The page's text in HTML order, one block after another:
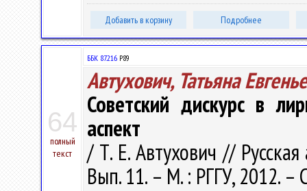
Добавить в корзину Подробнее
64
полный
текст
ББК 87.216 Р89
Автухович, Татьяна
Советский дискурс в
аспект
/ Т. Е. Автухович //
Вып. 11. – М. : РГГУ, 2012. –